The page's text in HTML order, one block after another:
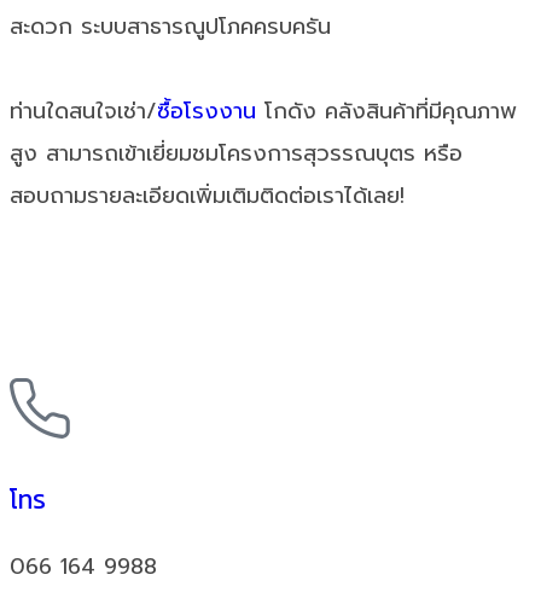
สะดวก ระบบสาธารณูปโภคครบครัน
ท่านใดสนใจเช่า/ซื้อโรงงาน โกดัง คลังสินค้าที่มีคุณภาพ
สูง สามารถเข้าเยี่ยมชมโครงการสุวรรณบุตร หรือ
สอบถามรายละเอียดเพิ่มเติมติดต่อเราได้เลย!
โทร
066 164 9988